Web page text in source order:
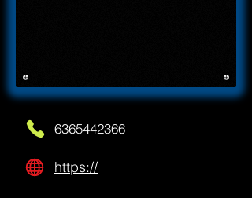
6365442366
https://